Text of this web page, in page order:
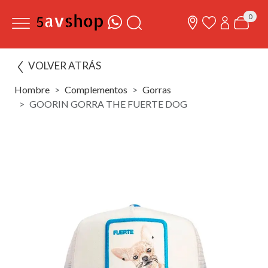
0
VOLVER ATRÁS
Hombre Complementos
Gorras
GOORIN GORRA THE FUERTE DOG